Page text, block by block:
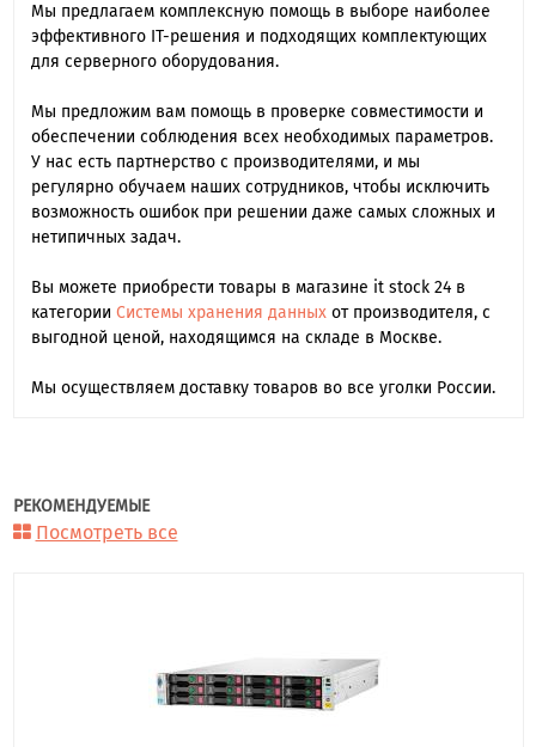
Мы предлагаем комплексную помощь в выборе наиболее
эффективного IT-решения и подходящих комплектующих
для серверного оборудования.
Мы предложим вам помощь в проверке совместимости и
обеспечении соблюдения всех необходимых параметров.
У нас есть партнерство с производителями, и мы
регулярно обучаем наших сотрудников, чтобы исключить
возможность ошибок при решении даже самых сложных и
нетипичных задач.
Вы можете приобрести товары в магазине it stock 24 в
категории Системы хранения данныхот производителя, с
выгодной ценой, находящимся на складе в Москве.
Мы осуществляем доставку товаров во все уголки России.
РЕКОМЕНДУЕМЫЕ
Посмотреть все